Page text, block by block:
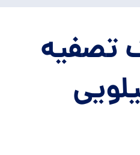
تصفیه
20 کیلویی